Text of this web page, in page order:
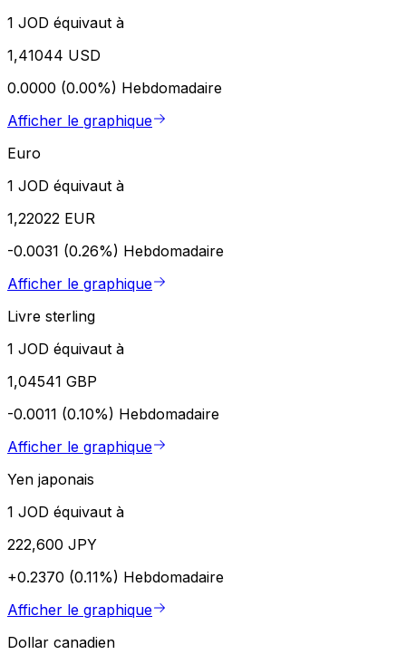
1 JOD équivaut à
1,41044 USD
0.0000 (0.00%) Hebdomadaire
Afficher le graphique
Euro
1 JOD équivaut à
1,22022 EUR
-0.0031 (0.26%) Hebdomadaire
Afficher le graphique
Livre sterling
1 JOD équivaut à
1,04541 GBP
-0.0011 (0.10%) Hebdomadaire
Afficher le graphique
Yen japonais
1 JOD équivaut à
222,600 JPY
+0.2370 (0.11%) Hebdomadaire
Afficher le graphique
Dollar canadien